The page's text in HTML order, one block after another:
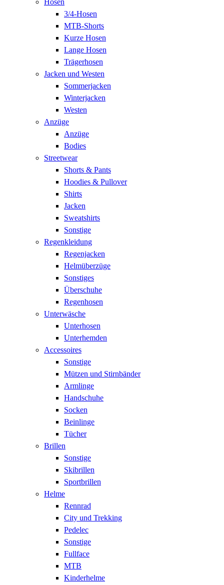
3/4-Hosen
MTB-Shorts
Kurze Hosen
Lange Hosen
Trägerhosen
Jacken und Westen
Sommerjacken
Winterjacken
Westen
Anzüge
Anzüge
Bodies
Streetwear
Shorts & Pants
Hoodies & Pullover
Shirts
Jacken
Sweatshirts
Sonstige
Regenkleidung
Regenjacken
Helmüberzüge
Sonstiges
Überschuhe
Regenhosen
Unterwäsche
Unterhosen
Unterhemden
Accessoires
Sonstige
Mützen und Stirnbänder
Armlinge
Handschuhe
Socken
Beinlinge
Tücher
Brillen
Sonstige
Skibrillen
Sportbrillen
Helme
Rennrad
City und Trekking
Pedelec
Sonstige
Fullface
MTB
Kinderhelme